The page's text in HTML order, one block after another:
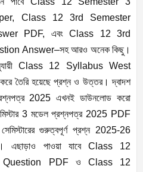
Class 12 3rd Semester
PDF, এবং Class 12 3rd
Answer–সহ আরও অনেক কিছু।
Class 12 Syllabus West
তৈরি হয়েছে প্রশ্ন ও উত্তর। দ্বাদশ
2025 এখনই ডাউনলোড করো
3 মডেল প্রশ্নপত্র 2025 PDF
গুরুত্বপূর্ণ প্রশ্ন 2025-26
পাওয়া যাবে Class 12
Question PDF ও Class 12